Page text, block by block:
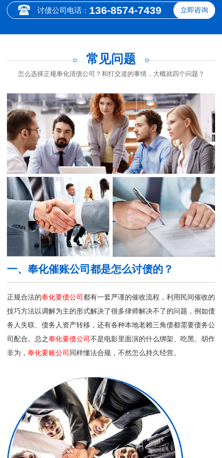
讨债公司电话： 136-8574-7439 立即咨询
常见问题
怎么选择正规奉化清债公司？和打交道的事情，大概就四个问题？
一、奉化催账公司都是怎么讨债的？
正规合法的奉化要债公司都有一套严谨的催收流程，利用民间催收的
技巧方法以调解为主的形式解决了很多律师解决不了的问题，例如债
务人失联、债务人资产转移，还有各种本地老赖三角债都需要债务公
司配合。总之奉化要债公司不是电影里面演的什么绑架、吃黑、胡作
非为， 奉化要账公司 同样懂法合规，不然怎么持久经营。